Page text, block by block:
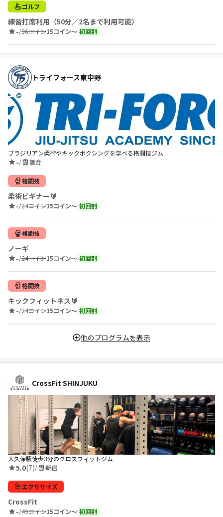
ゴルフ
練習打席利用（50分／2名まで利用可能）
-/36コイン15コイン〜 初回割
トライフォース東中野
ブラジリアン柔術やキックボクシングを学べる格闘技ジム
-/ 落合
格闘技
柔術ビギナー🔰
-/24コイン15コイン〜 初回割
格闘技
ノーギ
-/24コイン15コイン〜 初回割
格闘技
キックフィットネス🔰
-/24コイン15コイン〜 初回割
他のプログラムを表示
CrossFit SHINJUKU
大久保駅徒歩3分のクロスフィットジム
5.0(7)/ 新宿
エクササイズ
CrossFit
-/49コイン15コイン〜 初回割